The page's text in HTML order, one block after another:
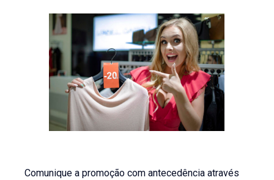
Comunique a promoção com antecedência através